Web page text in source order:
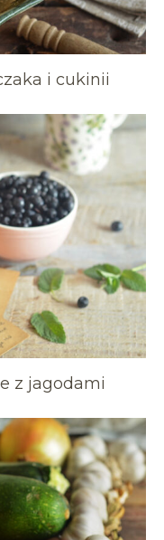
i cukinii
z jagodami